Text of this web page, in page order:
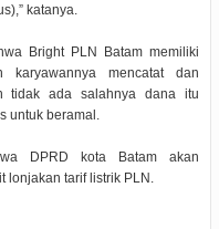
katanya.
Bright PLN Batam memiliki
karyawannya mencatat dan
tidak ada salahnya dana itu
untuk beramal.
DPRD kota Batam akan
lonjakan tarif listrik PLN.